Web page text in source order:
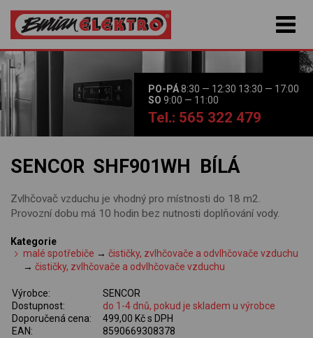
PO-PÁ8:30 — 12:30 13:30 — 17:00
SO 9:00 — 11:00
Tel.: 565 322 479
SENCOR SHF901WH BÍLÁ
Zvlhčovač vzduchu je vhodný pro místnosti do 18 m2.
Provozní dobu má 10 hodin bez nutnosti doplňování vody.
Kategorie
malé spotřebiče →čističky, zvlhčovače a odvlhčovače vzduchu
→čističky, zvlhčovače a odvlhčovače vzduchu
Výrobce:
SENCOR
Dostupnost:
do 1-4 dnů, pokud je skladem u výrobce
Doporučená cena:
499,00 Kč s DPH
EAN:
8590669308378